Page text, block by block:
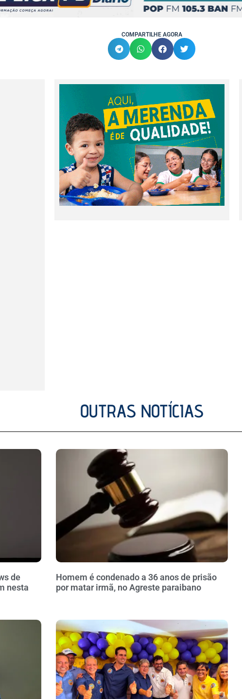
COMPARTILHE AGORA
OUTRAS NOTÍCIAS
de
nesta
Homem é condenado a 36 anos de prisão
por matar irmã, no Agreste paraibano